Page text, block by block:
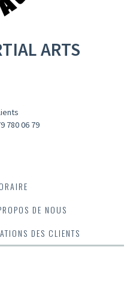
ARTS
780 06 79
DE NOUS
DES CLIENTS